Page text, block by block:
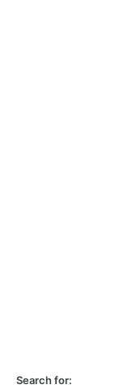
Search for: